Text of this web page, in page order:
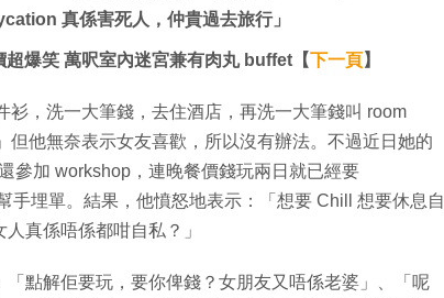
真係害死人，仲貴過去旅行」
爆笑 萬呎室內迷宮兼有肉丸 buffet【下一頁】
，洗一大筆錢，去住酒店，再洗一大筆錢叫 room
他無奈表示女友喜歡，所以沒有辦法。不過近日她的
參加 workshop，連晚餐價錢玩兩日就已經要
手埋單。結果，他憤怒地表示：「想要 Chill 想要休息自
真係唔係都咁自私？」
點解佢要玩，要你俾錢？女朋友又唔係老婆」、「呢